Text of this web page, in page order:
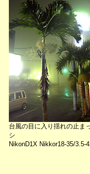
台風の目に入り揺れの止ま
シ
NikonD1X Nikkor18-35/3.5-